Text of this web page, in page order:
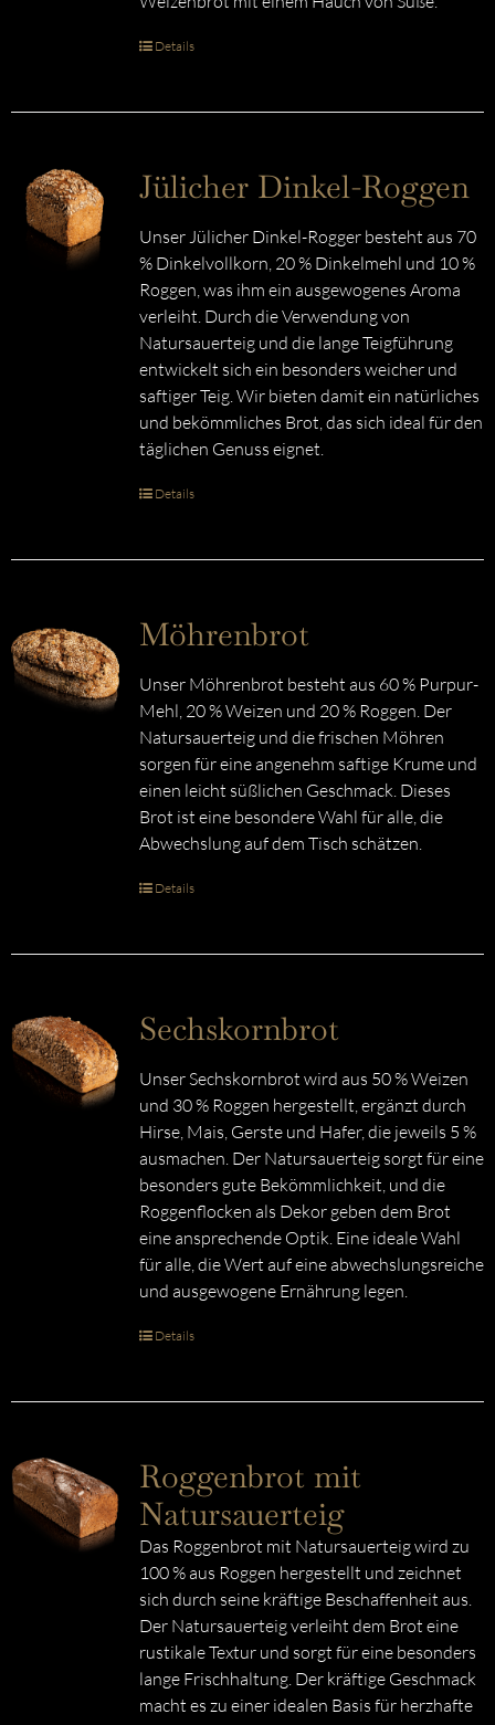
Details
Jülicher Dinkel-Roggen
Unser Jülicher Dinkel-Rogger besteht aus 70
% Dinkelvollkorn, 20 % Dinkelmehl und 10 %
Roggen, was ihm ein ausgewogenes Aroma
verleiht. Durch die Verwendung von
Natursauerteig und die lange Teigführung
entwickelt sich ein besonders weicher und
saftiger Teig. Wir bieten damit ein natürliches
und bekömmliches Brot, das sich ideal für den
täglichen Genuss eignet.
Details
Möhrenbrot
Unser Möhrenbrot besteht aus 60 % Purpur-
Mehl, 20 % Weizen und 20 % Roggen. Der
Natursauerteig und die frischen Möhren
sorgen für eine angenehm saftige Krume und
einen leicht süßlichen Geschmack. Dieses
Brot ist eine besondere Wahl für alle, die
Abwechslung auf dem Tisch schätzen.
Details
Sechskornbrot
Unser Sechskornbrot wird aus 50 % Weizen
und 30 % Roggen hergestellt, ergänzt durch
Hirse, Mais, Gerste und Hafer, die jeweils 5 %
ausmachen. Der Natursauerteig sorgt für eine
besonders gute Bekömmlichkeit, und die
Roggenflocken als Dekor geben dem Brot
eine ansprechende Optik. Eine ideale Wahl
für alle, die Wert auf eine abwechslungsreiche
und ausgewogene Ernährung legen.
Details
Roggenbrot mit
Natursauerteig
Das Roggenbrot mit Natursauerteig wird zu
100 % aus Roggen hergestellt und zeichnet
sich durch seine kräftige Beschaffenheit aus.
Der Natursauerteig verleiht dem Brot eine
rustikale Textur und sorgt für eine besonders
lange Frischhaltung. Der kräftige Geschmack
macht es zu einer idealen Basis für herzhafte